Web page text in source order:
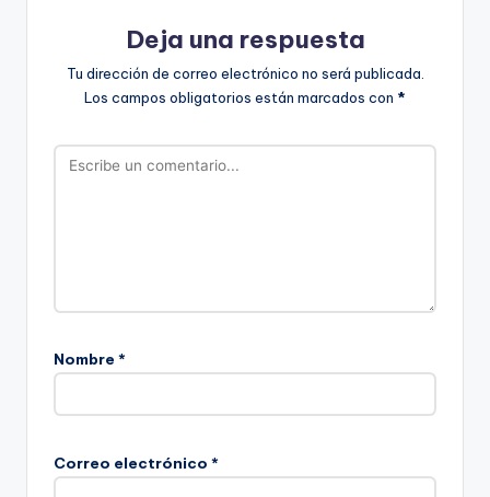
Deja una respuesta
Tu dirección de correo electrónico no será publicada.
Los campos obligatorios están marcados con *
Nombre *
Correo electrónico *